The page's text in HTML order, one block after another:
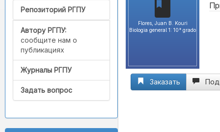
Репозиторий РГПУ
Автору РГПУ:
сообщите нам о
публикациях
Журналы РГПУ
Задать вопрос
Flores, Juan B. Kouri
Biologia general 1: 10° grado
Заказать